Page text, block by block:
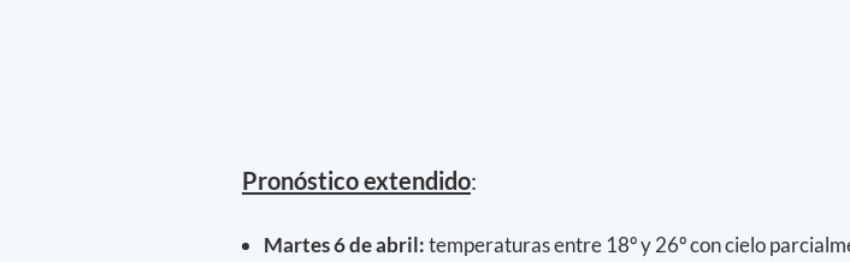
Pronóstico extendido:
Martes 6 de abril:temperaturas entre 18º y 26º con cielo